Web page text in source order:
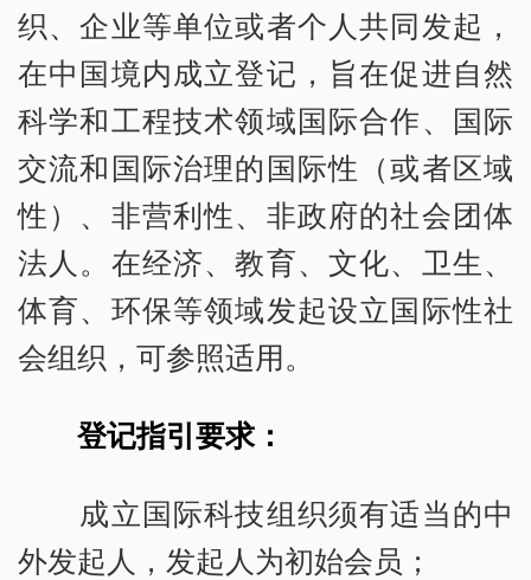
织、企业等单位或者个人共同发起，
在中国境内成立登记，旨在促进自然
科学和工程技术领域国际合作、国际
交流和国际治理的国际性（或者区域
性）、非营利性、非政府的社会团体
法人。在经济、教育、文化、卫生、
体育、环保等领域发起设立国际性社
会组织，可参照适用。
登记指引要求：
成立国际科技组织须有适当的中
外发起人，发起人为初始会员；